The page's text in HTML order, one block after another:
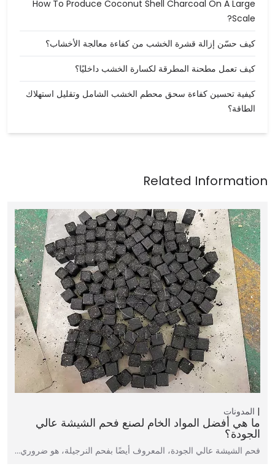
How To Produce Coconut Shell Charcoal On A Large
Scale?
كيف حسّن إزالة قشرة الخشب من كفاءة معالجة الأخشاب؟
كيف تعمل مطحنة المطرقة لكسارة الخشب داخليًا؟
كيفية تحسين كفاءة سحق محطم الخشب الشامل وتقليل استهلاك
الطاقة؟
المدونات
ما هي أفضل المواد الخام لصنع فحم الشيشة عالي
الجودة؟
فحم الشيشة عالي الجودة، المعروف أيضًا بفحم النرجيلة، هو ضروري…